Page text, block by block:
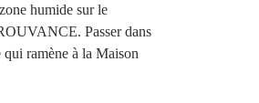
humide sur le
Passer dans
ramène à la Maison